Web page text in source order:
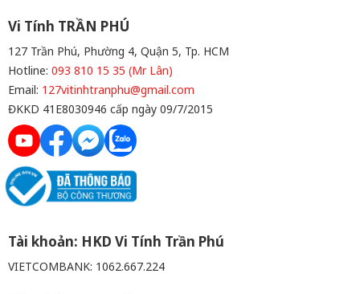
Vi Tính TRẦN PHÚ
127 Trần Phú, Phường 4, Quận 5, Tp. HCM
Hotline: 093 810 15 35 (Mr Lân)
Email: 127vitinhtranphu@gmail.com
ĐKKD 41E8030946 cấp ngày 09/7/2015
Tài khoản: HKD Vi Tính Trần Phú
VIETCOMBANK: 1062.667.224